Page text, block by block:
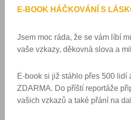
E-BOOK HÁČKOVÁNÍ S
Jsem moc ráda, že se vám líbí
vaše vzkazy, děkovná slova a
E-book si již stáhlo přes 500 lidí
ZDARMA. Do příští reportáže
vašich vzkazů a také přání na